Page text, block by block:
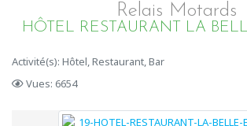
Relais Motards
HÔTEL RESTAURANT LA
Activité(s): Hôtel, Restaurant, Bar
Vues: 6654